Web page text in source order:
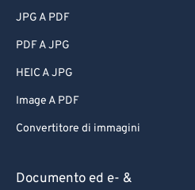
JPG A PDF
PDF A JPG
HEIC A JPG
Image A PDF
Convertitore di immagini
Documento ed e- &